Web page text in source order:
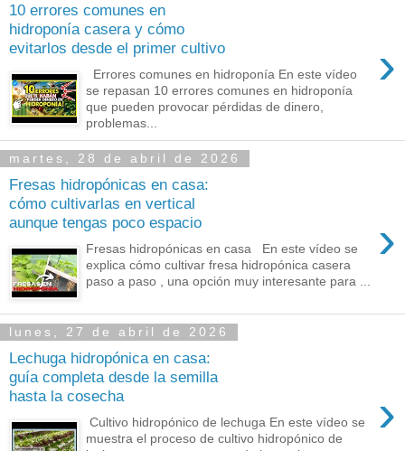
10 errores comunes en
hidroponía casera y cómo
evitarlos desde el primer cultivo
›
Errores comunes en hidroponía En este vídeo
se repasan 10 errores comunes en hidroponía
que pueden provocar pérdidas de dinero,
problemas...
martes, 28 de abril de 2026
Fresas hidropónicas en casa:
cómo cultivarlas en vertical
aunque tengas poco espacio
›
Fresas hidropónicas en casa En este vídeo se
explica cómo cultivar fresa hidropónica casera
paso a paso , una opción muy interesante para ...
lunes, 27 de abril de 2026
Lechuga hidropónica en casa:
guía completa desde la semilla
hasta la cosecha
›
Cultivo hidropónico de lechuga En este vídeo se
muestra el proceso de cultivo hidropónico de